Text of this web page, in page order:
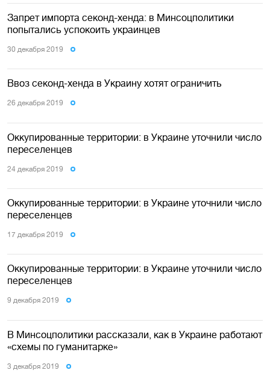
Запрет импорта секонд-хенда: в Минсоцполитики
попытались успокоить украинцев
30 декабря 2019
Ввоз секонд-хенда в Украину хотят ограничить
26 декабря 2019
Оккупированные территории: в Украине уточнили число
переселенцев
24 декабря 2019
Оккупированные территории: в Украине уточнили число
переселенцев
17 декабря 2019
Оккупированные территории: в Украине уточнили число
переселенцев
9 декабря 2019
В Минсоцполитики рассказали, как в Украине работают
«схемы по гуманитарке»
3 декабря 2019